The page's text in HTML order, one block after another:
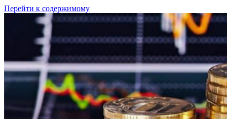
Перейти к содержимому